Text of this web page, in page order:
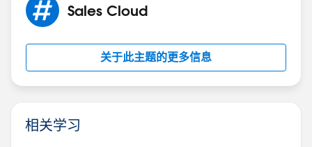
Sales Cloud
关于此主题的更多信息
相关学习